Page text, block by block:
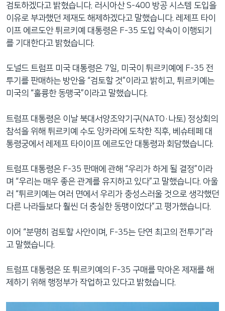
검
색
으
로
등
검토하겠다고 밝혔습니다. 러시아산 S-400 방공 시스템 도입을
이유로 부과했던 제재도 해제하겠다고 말했습니다. 레제프 타이
이프 에르도안 튀르키예 대통령은 F-35 도입 약속이 이행되기
를 기대한다고 밝혔습니다.
도널드 트럼프 미국 대통령은 7일, 미국이 튀르키예에 F-35 전
투기를 판매하는 방안을 “검토할 것”이라고 밝히고, 튀르키예는
미국의 “훌륭한 동맹국”이라고 말했습니다.
트럼프 대통령은 이날 북대서양조약기구(NATO·나토) 정상회의
참석을 위해 튀르키예 수도 앙카라에 도착한 직후, 베슈테페 대
통령궁에서 레제프 타이이프 에르도안 대통령과 회담했습니다.
트럼프 대통령은 F-35 판매에 관해 “우리가 하게 될 결정”이라
며 “우리는 매우 좋은 관계를 유지하고 있다”고 말했습니다. 아울
러 “튀르키예는 여러 면에서 우리가 충성스러울 것으로 생각했던
다른 나라들보다 훨씬 더 충실한 동맹이었다”고 평가했습니다.
이어 “분명히 검토할 사안이며, F-35는 단연 최고의 전투기”라
고 말했습니다.
트럼프 대통령은 또 튀르키예의 F-35 구매를 막아온 제재를 해
제하기 위해 행정부가 작업하고 있다고 밝혔습니다.